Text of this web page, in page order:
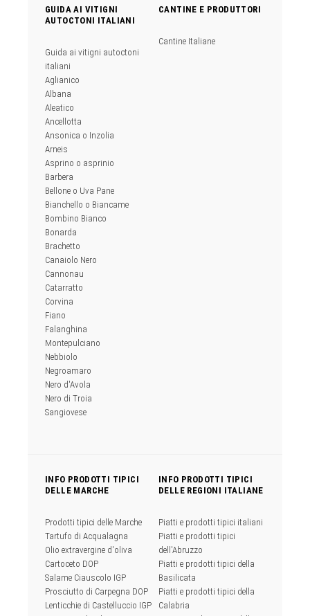
GUIDA AI VITIGNI
AUTOCTONI ITALIANI
Guida ai vitigni autoctoni
italiani
Aglianico
Albana
Aleatico
Ancellotta
Ansonica o Inzolia
Arneis
Asprino o asprinio
Barbera
Bellone o Uva Pane
Bianchello o Biancame
Bombino Bianco
Bonarda
Brachetto
Canaiolo Nero
Cannonau
Catarratto
Corvina
Fiano
Falanghina
Montepulciano
Nebbiolo
Negroamaro
Nero d'Avola
Nero di Troia
Sangiovese
CANTINE E PRODUTTORI
Cantine Italiane
INFO PRODOTTI TIPICI
DELLE MARCHE
Prodotti tipici delle Marche
Tartufo di Acqualagna
Olio extravergine d'oliva
Cartoceto DOP
Salame Ciauscolo IGP
Prosciutto di Carpegna DOP
Lenticchie di Castelluccio IGP
INFO PRODOTTI TIPICI
DELLE REGIONI ITALIANE
Piatti e prodotti tipici italiani
Piatti e prodotti tipici
dell'Abruzzo
Piatti e prodotti tipici della
Basilicata
Piatti e prodotti tipici della
Calabria